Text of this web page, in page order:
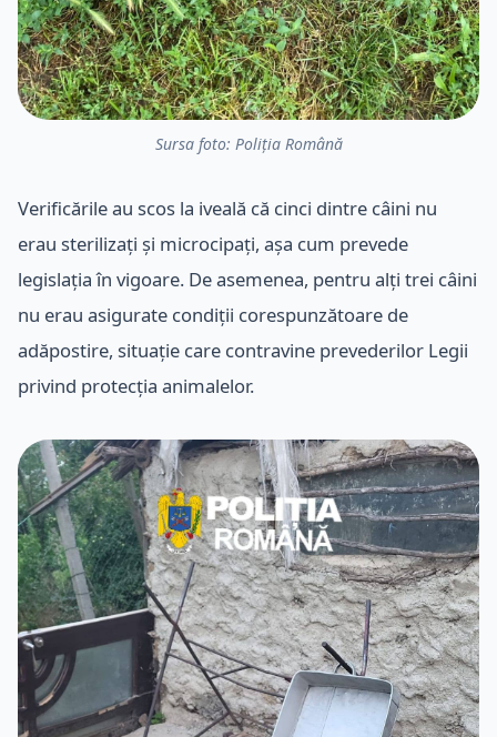
Sursa foto: Poliția Română
Verificările au scos la iveală că cinci dintre câini nu
erau sterilizați și microcipați, așa cum prevede
legislația în vigoare. De asemenea, pentru alți trei câini
nu erau asigurate condiții corespunzătoare de
adăpostire, situație care contravine prevederilor Legii
privind protecția animalelor.